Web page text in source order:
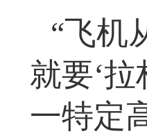
“飞机
就要‘
一特定